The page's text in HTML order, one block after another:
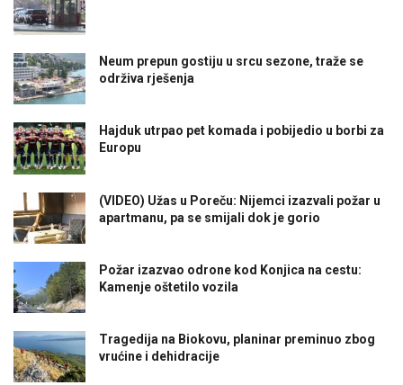
Neum prepun gostiju u srcu sezone, traže se
održiva rješenja
Hajduk utrpao pet komada i pobijedio u borbi za
Europu
(VIDEO) Užas u Poreču: Nijemci izazvali požar u
apartmanu, pa se smijali dok je gorio
Požar izazvao odrone kod Konjica na cestu:
Kamenje oštetilo vozila
Tragedija na Biokovu, planinar preminuo zbog
vrućine i dehidracije